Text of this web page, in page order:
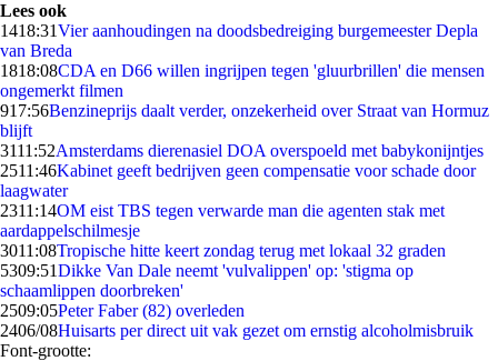
Lees ook
1418:31Vier aanhoudingen na doodsbedreiging burgemeester Depla
van Breda
1818:08CDA en D66 willen ingrijpen tegen 'gluurbrillen' die mensen
ongemerkt filmen
917:56Benzineprijs daalt verder, onzekerheid over Straat van Hormuz
blijft
3111:52Amsterdams dierenasiel DOA overspoeld met babykonijntjes
2511:46Kabinet geeft bedrijven geen compensatie voor schade door
laagwater
2311:14OM eist TBS tegen verwarde man die agenten stak met
aardappelschilmesje
3011:08Tropische hitte keert zondag terug met lokaal 32 graden
5309:51Dikke Van Dale neemt 'vulvalippen' op: 'stigma op
schaamlippen doorbreken'
2509:05Peter Faber (82) overleden
2406/08Huisarts per direct uit vak gezet om ernstig alcoholmisbruik
Font-grootte: